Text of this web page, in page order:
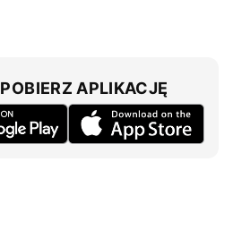
POBIERZ APLIKACJĘ